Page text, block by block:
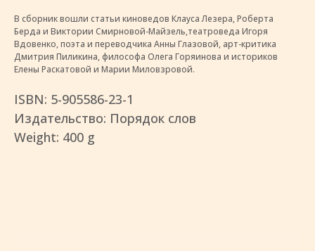
В сборник вошли статьи киноведов Клауса Лезера, Роберта
Берда и Виктории Смирновой-Майзель,театроведа Игоря
Вдовенко, поэта и переводчика Анны Глазовой, арт-критика
Дмитрия Пиликина, философа Олега Горяинова и историков
Елены Раскатовой и Марии Миловзровой.
ISBN: 5-905586-23-1
Издательство: Порядок слов
Weight: 400 g